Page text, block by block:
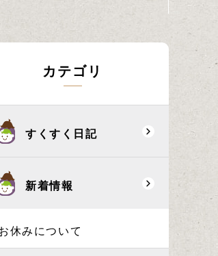
カテゴリ
すくすく日記
新着情報
休みについて